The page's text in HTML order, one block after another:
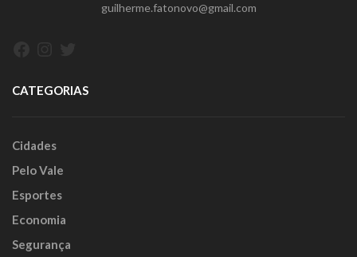
guilherme.fatonovo@gmail.com
CATEGORIAS
Cidades
Pelo Vale
Esportes
Economia
Segurança